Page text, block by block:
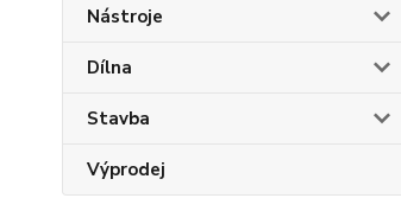
Nástroje
Dílna
Stavba
Výprodej